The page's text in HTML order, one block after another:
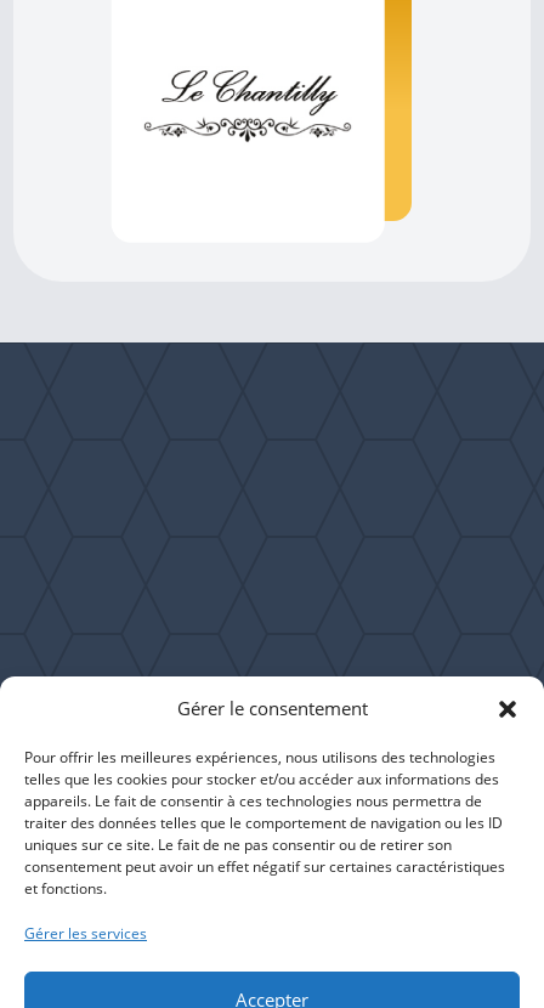
Gérer le consentement
Pour offrir les meilleures expériences, nous utilisons des technologies
telles que les cookies pour stocker et/ou accéder aux informations des
appareils. Le fait de consentir à ces technologies nous permettra de
traiter des données telles que le comportement de navigation ou les ID
uniques sur ce site. Le fait de ne pas consentir ou de retirer son
consentement peut avoir un effet négatif sur certaines caractéristiques
et fonctions.
Gérer les services
Accepter
besoins depuis 2004
55 rue Roger Salengro
62750 Loos-en-Gohelle
Appelez-nous au 03.21.70.75.58